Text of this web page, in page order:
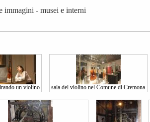
immagini - musei e interni
un violino sala del violino nel Comune di Cremona